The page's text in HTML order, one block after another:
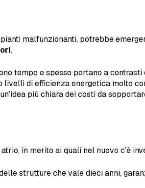
malfunzionanti, potrebbe
.
tempo e spesso portano a
di efficienza energetica molto
più chiara dei costi da
in merito ai quali nel nuovo c’è
strutture che vale dieci anni,